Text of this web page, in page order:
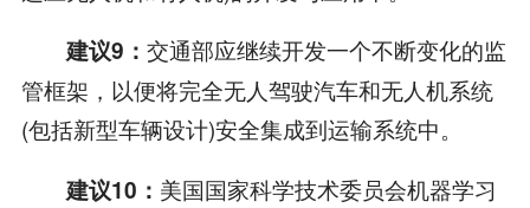
建议9： 交通部应继续开发一个不断变化的监
管框架，以便将完全无人驾驶汽车和无人机系统
(包括新型车辆设计)安全集成到运输系统中。
建议10： 美国国家科学技术委员会机器学习